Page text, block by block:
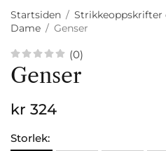
Startsiden / Strikkeoppskrifter
Dame / Genser
(0)
Genser
kr 324
Storlek: